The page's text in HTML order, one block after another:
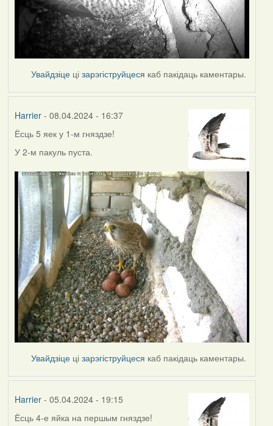
Увайдзіце цізарэгіструйцеся каб пакідаць каментары.
Harrier- 08.04.2024 - 16:37
Ёсць 5 яек у 1-м гняздзе!
У 2-м пакуль пуста.
Увайдзіце цізарэгіструйцеся каб пакідаць каментары.
Harrier- 05.04.2024 - 19:15
Ёсць 4-е яйка на першым гняздзе!